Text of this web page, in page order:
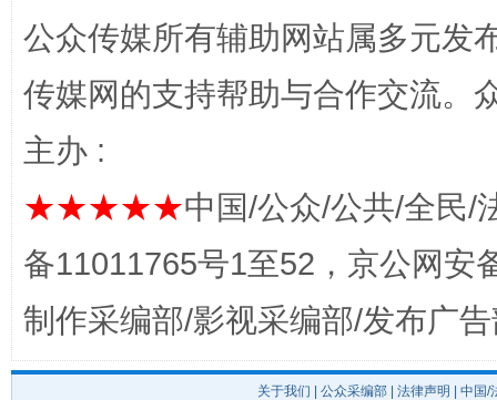
东山县通报“牛蛙产品抗生素超标问题” 法
公众传媒所有辅助网站属多元发
传媒网的支持帮助与合作交流。
主办 :
★★★★★中国/公众/公共/全民/
备11011765号1至52，京公网安
制作采编部/影视采编部/发布广
关于我们 公众采编部 法律声明 | 中国